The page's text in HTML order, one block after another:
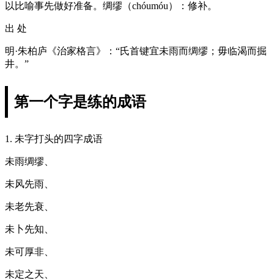
以比喻事先做好准备。绸缪（chóumóu）：修补。
出 处
明·朱柏庐《治家格言》：“氏首键宜未雨而绸缪；毋临渴而掘
井。”
第一个字是练的成语
1. 未字打头的四字成语
未雨绸缪、
未风先雨、
未老先衰、
未卜先知、
未可厚非、
未定之天、